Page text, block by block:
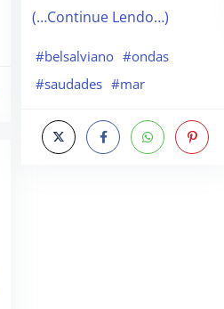
(…Continue Lendo…)
#belsalviano #ondas
#saudades #mar